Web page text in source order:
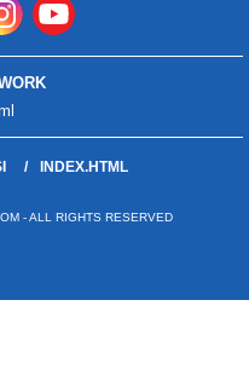
INDEX.HTML
- ALL RIGHTS RESERVED